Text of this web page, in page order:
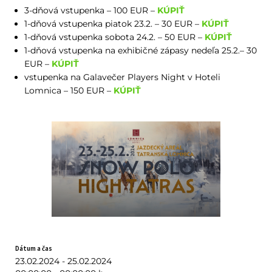
3-dňová vstupenka – 100 EUR – KÚPIŤ
1-dňová vstupenka piatok 23.2. – 30 EUR – KÚPIŤ
1-dňová vstupenka sobota 24.2. – 50 EUR – KÚPIŤ
1-dňová vstupenka na exhibičné zápasy nedeľa 25.2.– 30
EUR – KÚPIŤ
vstupenka na Galavečer Players Night v Hoteli
Lomnica – 150 EUR – KÚPIŤ
Dátum a čas
23.02.2024 - 25.02.2024